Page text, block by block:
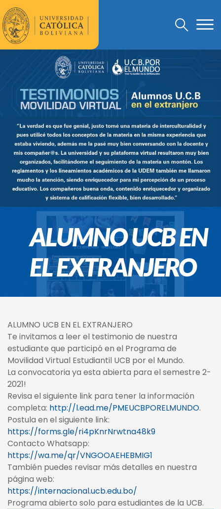
ALUMNO UCB EN
EL EXTRANJERO
ALUMNO UCB EN EL EXTRANJERO
Te invitamos a leer el testimonio de nuestra
estudiante que participó en el Programa de
Movilidad Virtual Estudiantil UCB por el Mundo.
La convocatoria ya esta abierta para el semestre 2-
2021!
Revisa el siguiente link para tener la información
completa: http://l.ead.me/PMEUCBPORELMUNDO.
Postula en el siguiente link:
https://forms.gle/ri4pKnrNrwtna48k9
Contacto Whatsapp:
https://wa.me/qr/VNGOOAEHEBMIG1
También puedes revisar más detalles en nuestra
página web:
https://internacional.ucb.edu.bo/
Programa abierto solo para estudiantes de la UCB.